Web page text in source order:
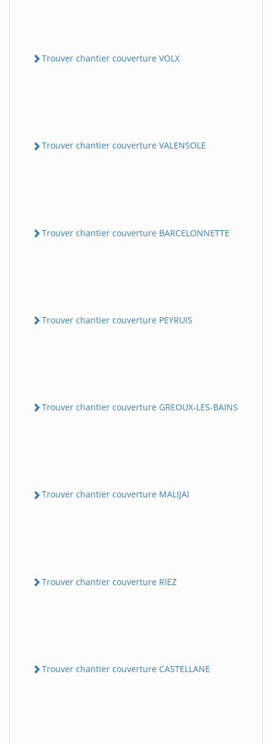
Trouver chantier couverture VOLX
Trouver chantier couverture VALENSOLE
Trouver chantier couverture BARCELONNETTE
Trouver chantier couverture PEYRUIS
Trouver chantier couverture GREOUX-LES-BAINS
Trouver chantier couverture MALIJAI
Trouver chantier couverture RIEZ
Trouver chantier couverture CASTELLANE